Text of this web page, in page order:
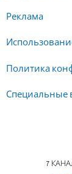
Реклама
Политика
Специальные
7